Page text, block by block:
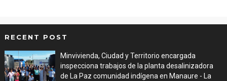
RECENT POST
Minvivienda, Ciudad y Territorio encargada
inspecciona trabajos de la planta desalinizadora
de La Paz comunidad indígena en Manaure - La